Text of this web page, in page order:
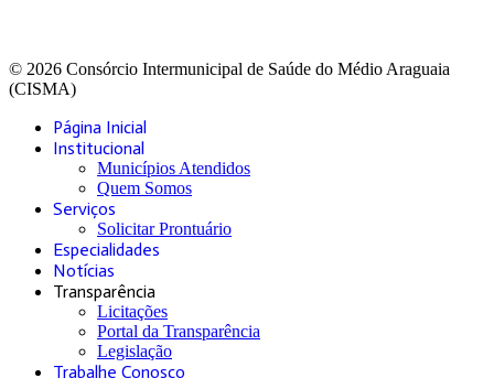
© 2026 Consórcio Intermunicipal de Saúde do Médio Araguaia
(CISMA)
Página Inicial
Institucional
Municípios Atendidos
Quem Somos
Serviços
Solicitar Prontuário
Especialidades
Notícias
Transparência
Licitações
Portal da Transparência
Legislação
Trabalhe Conosco